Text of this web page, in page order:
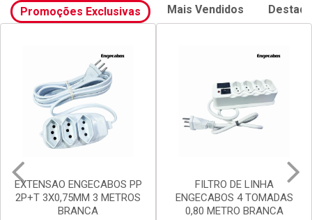
Promoções Exclusivas Mais Vendidos
EXTENSAO ENGECABOS PP
2P+T 3X0,75MM 3 METROS
BRANCA
FILTRO DE LINHA
ENGECABOS 4 TOMADAS
0,80 METRO BRANCA